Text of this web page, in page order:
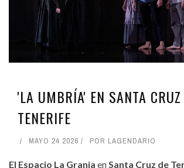
'LA UMBRÍA' EN SANTA
TENERIFE
MAYO 24 2026 POR LAGENDARIO
El Espacio La Granja enSanta Cruz de